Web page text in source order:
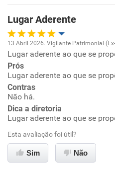
Benefícios
Recomenda esta empresa
Recomenda a diretoria
Lugar Aderente
Oportunidade de promoção
Ambiente de trabalho
Conciliação com a vida familiar
Recomenda esta empresa
13 Abril 2026. Vigilante Patrimonial
Lugar aderente ao que se
Prós
Lugar aderente ao que se
Contras
Não há.
Dica a diretoria
Lugar aderente ao que se
Esta avaliação foi útil?
Sim Não